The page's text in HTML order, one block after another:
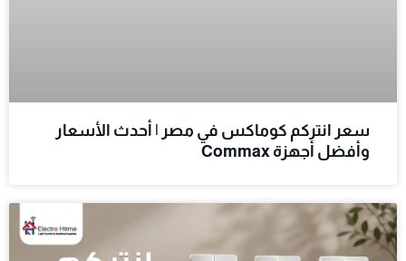
سعر انتركم كوماكس في مصر | أحدث الأسعار
وأفضل أجهزة Commax